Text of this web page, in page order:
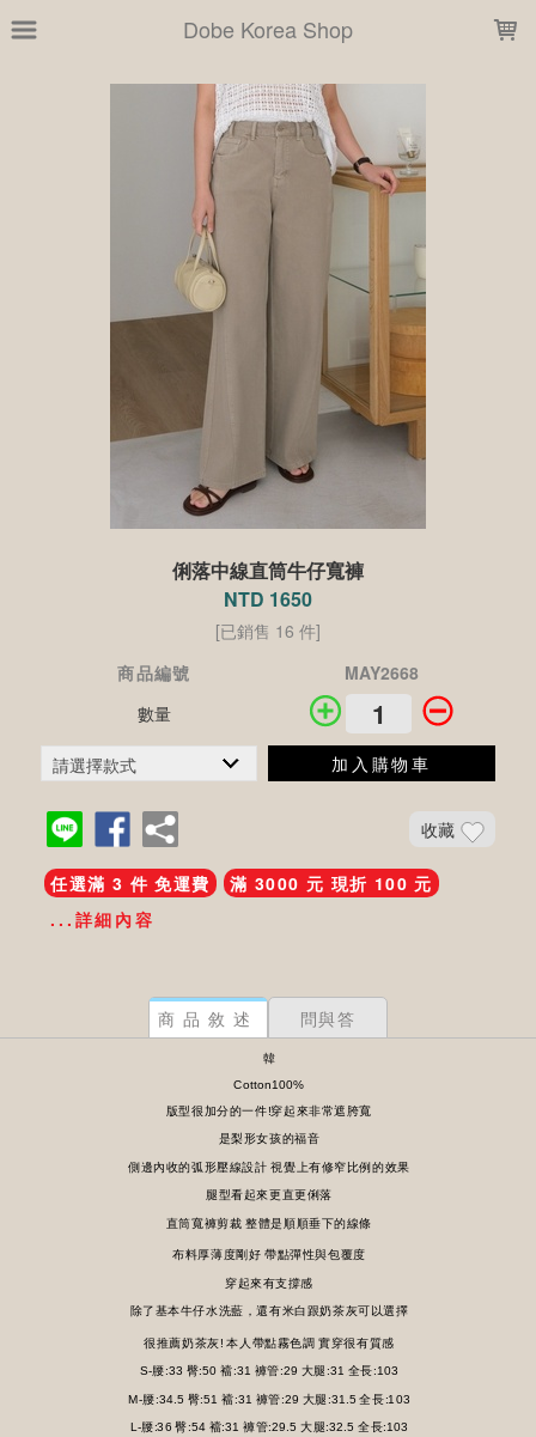
Dobe Korea Shop
俐落中線直筒牛仔寬褲
NTD 1650
[已銷售 16 件]
商品編號
MAY2668
數量
加入購物車
收藏
任選滿 3 件 免運費
滿 3000 元 現折 100 元
...詳細內容
商品敘述 問與答